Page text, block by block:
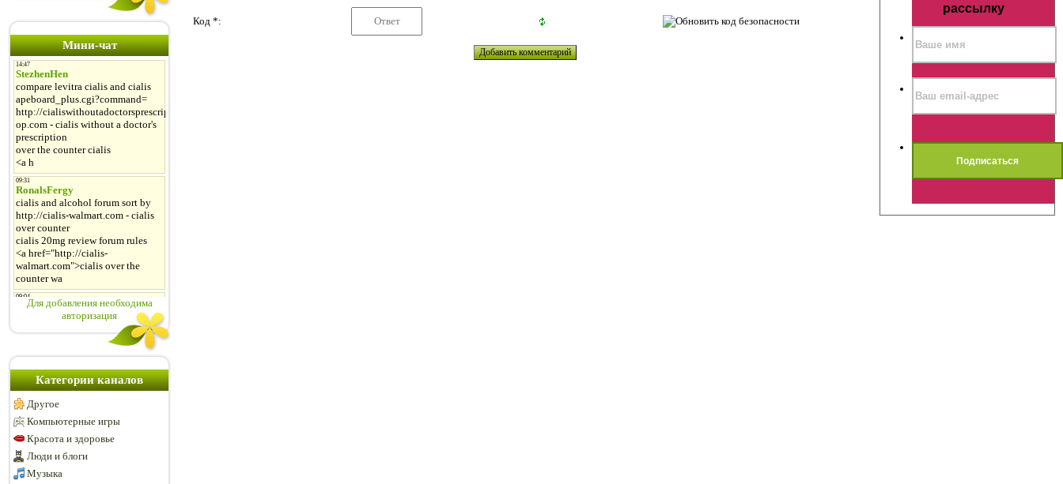
Мини-чат
Для добавления необходима
авторизация
Категории каналов
Другое
Компьютерные игры
Красота и здоровье
Люди и блоги
Музыка
Код *:
рассылку